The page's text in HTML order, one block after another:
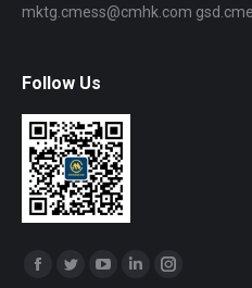
mktg.cmess@cmhk.com
Follow Us
Find us on:
Facebook
TwitterYouTubeLinkedinInstagram